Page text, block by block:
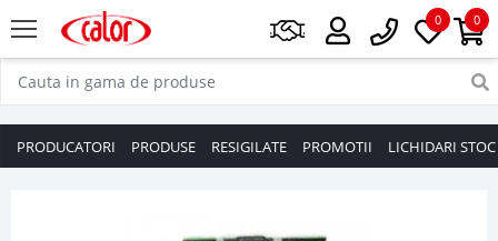
0
0
PRODUCATORI PRODUSE RESIGILATE PROMOTII LICHIDARI STOC